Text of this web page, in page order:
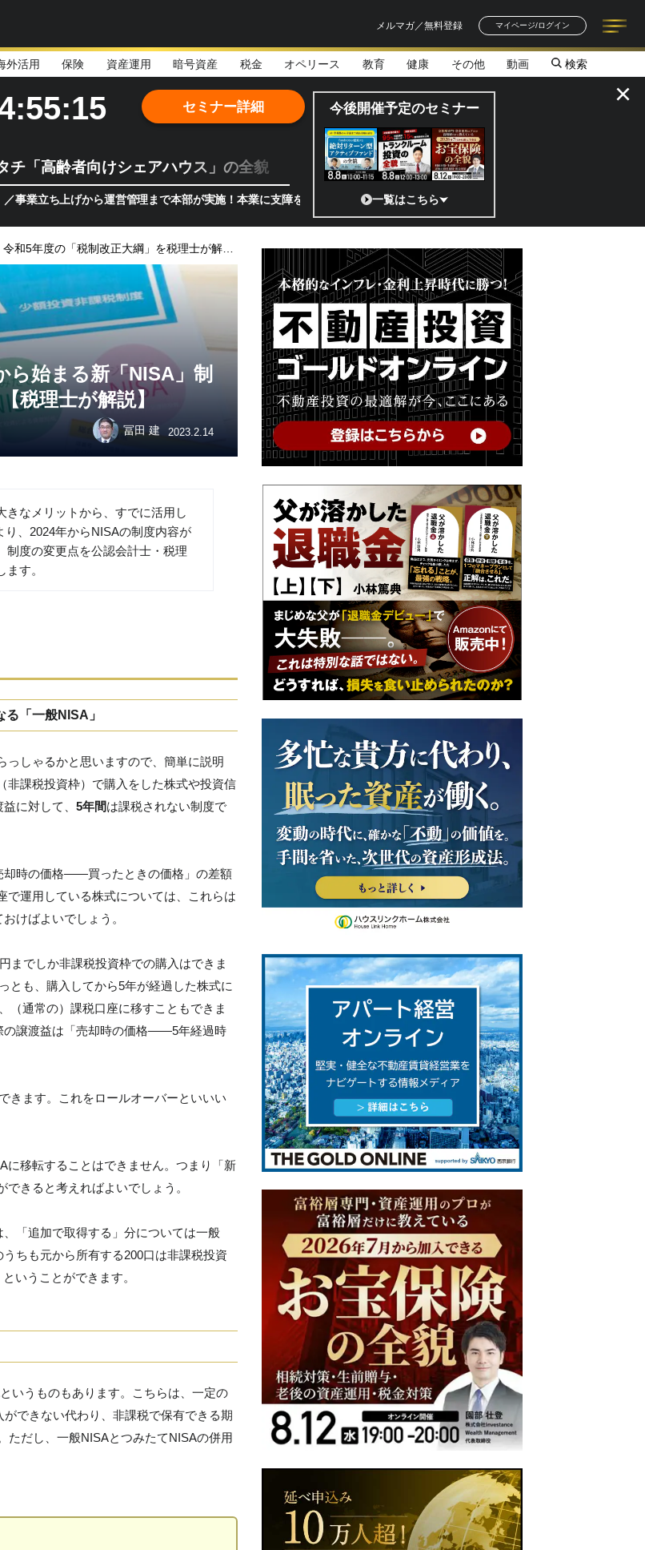
メルマガ／無料登録
マイページ/ログイン
記事一覧
著者一覧
外活用 保険 資産運用 暗号資産 税金 オペリース 教育 健康 その他 動画 検索
チ「高齢者向けシェアハウス」の全貌
ら運営管理まで本部が実施！本業に支障をきたさず、リスクを抑えて高収益を目指せるビジネスモデル／【平均利回り
セミナー詳細 今後開催予定のセミナー
一覧はこちら
×
始まる新「NISA」制
税理士が解説】
冨田 建 2023.2.14
なメリットから、すでに活用し
、2024年からNISAの制度内容が
制度の変更点を公認会計士・税理
す。
「一般NISA」
っしゃるかと思いますので、簡単に説明
非課税投資枠）で購入をした株式や投資信
に対して、 5年間は課税されない制度で
却時の価格――買ったときの価格」の差額
で運用している株式については、これらは
けばよいでしょう。
までしか非課税投資枠での購入はできま
とも、購入してから5年が経過した株式に
（通常の）課税口座に移すこともできま
の譲渡益は「売却時の価格――5年経過時
きます。これをロールオーバーといいい
に移転することはできません。つまり「新
きると考えればよいでしょう。
「追加で取得する」分については一般
ちも元から所有する200口は非課税投資
いうことができます。
いうものもあります。こちらは、一定の
できない代わり、非課税で保有できる期
ただし、一般NISAとつみたてNISAの併用